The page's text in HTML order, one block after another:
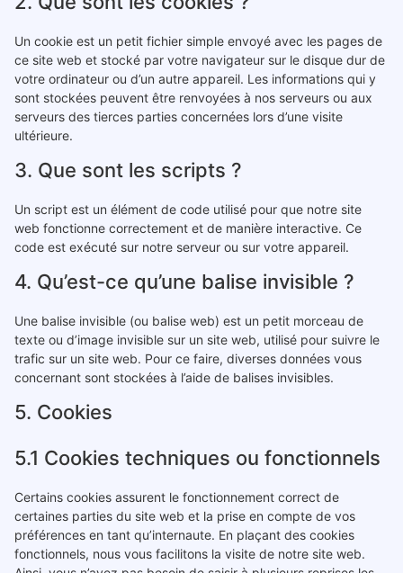
Un cookie est un petit fichier simple envoyé avec les pages de
ce site web et stocké par votre navigateur sur le disque dur de
votre ordinateur ou d’un autre appareil. Les informations qui y
sont stockées peuvent être renvoyées à nos serveurs ou aux
serveurs des tierces parties concernées lors d’une visite
ultérieure.
3. Que sont les scripts ?
Un script est un élément de code utilisé pour que notre site
web fonctionne correctement et de manière interactive. Ce
code est exécuté sur notre serveur ou sur votre appareil.
4. Qu’est-ce qu’une balise invisible ?
Une balise invisible (ou balise web) est un petit morceau de
texte ou d’image invisible sur un site web, utilisé pour suivre le
trafic sur un site web. Pour ce faire, diverses données vous
concernant sont stockées à l’aide de balises invisibles.
5. Cookies
5.1 Cookies techniques ou fonctionnels
Certains cookies assurent le fonctionnement correct de
certaines parties du site web et la prise en compte de vos
préférences en tant qu’internaute. En plaçant des cookies
fonctionnels, nous vous facilitons la visite de notre site web.